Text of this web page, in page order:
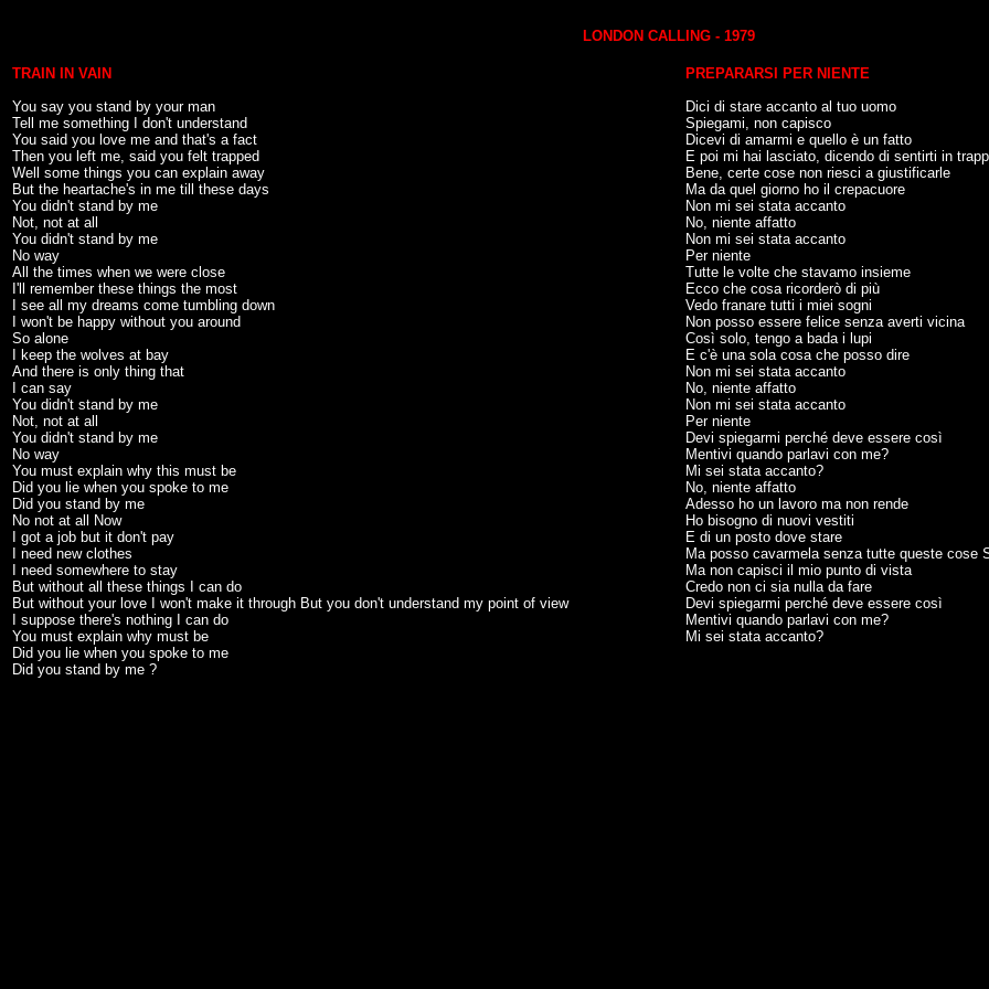
LONDON CALLING - 1979
TRAIN IN VAIN
You say you stand by your man
Tell me something I don't understand
You said you love me and that's a fact
Then you left me, said you felt trapped
Well some things you can explain away
But the heartache's in me till these days
You didn't stand by me
Not, not at all
You didn't stand by me
No way
All the times when we were close
I'll remember these things the most
I see all my dreams come tumbling down
I won't be happy without you around
So alone
I keep the wolves at bay
And there is only thing that
I can say
You didn't stand by me
Not, not at all
You didn't stand by me
No way
You must explain why this must be
Did you lie when you spoke to me
Did you stand by me
No not at all Now
I got a job but it don't pay
I need new clothes
I need somewhere to stay
But without all these things I can do
But without your love I won't make it through But you don't understand my point of view
I suppose there's nothing I can do
You must explain why must be
Did you lie when you spoke to me
Did you stand by me ?
PREPARARSI PER NIENTE
Dici di stare accanto al tuo uomo
Spiegami, non capisco
Dicevi di amarmi e quello è un fatto
E poi mi hai lasciato, dicendo di sentirti in
Bene, certe cose non riesci a giustificarle
Ma da quel giorno ho il crepacuore
Non mi sei stata accanto
No, niente affatto
Non mi sei stata accanto
Per niente
Tutte le volte che stavamo insieme
Ecco che cosa ricorderò di più
Vedo franare tutti i miei sogni
Non posso essere felice senza averti vicina
Così solo, tengo a bada i lupi
E c'è una sola cosa che posso dire
Non mi sei stata accanto
No, niente affatto
Non mi sei stata accanto
Per niente
Devi spiegarmi perché deve essere così
Mentivi quando parlavi con me?
Mi sei stata accanto?
No, niente affatto
Adesso ho un lavoro ma non rende
Ho bisogno di nuovi vestiti
E di un posto dove stare
Ma posso cavarmela senza tutte queste cose
Ma non capisci il mio punto di vista
Credo non ci sia nulla da fare
Devi spiegarmi perché deve essere così
Mentivi quando parlavi con me?
Mi sei stata accanto?